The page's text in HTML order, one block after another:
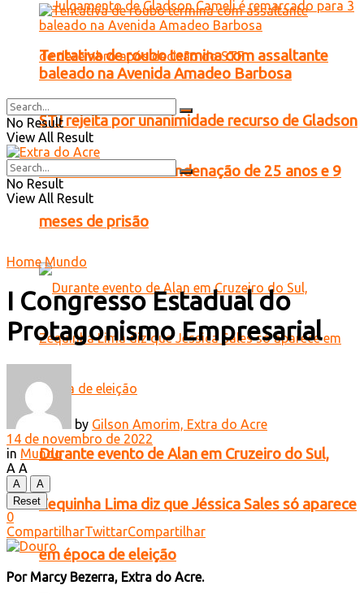
STJ rejeita por unanimidade recurso de Gladson
Cameli e mantém condenação de 25 anos e 9
meses de prisão
Durante evento de Alan em Cruzeiro do Sul,
Zequinha Lima diz que Jéssica Sales só aparece
em época de eleição
Tentativa de roubo termina com assaltante
baleado na Avenida Amadeo Barbosa
No Result
View All Result
No Result
View All Result
Home Mundo
I Congresso Estadual do
Protagonismo Empresarial
by Gilson Amorim, Extra do Acre
14 de novembro de 2022
in Mundo
A A
A
A
Reset
0
CompartilharTwittarCompartilhar
Por Marcy Bezerra, Extra do Acre.